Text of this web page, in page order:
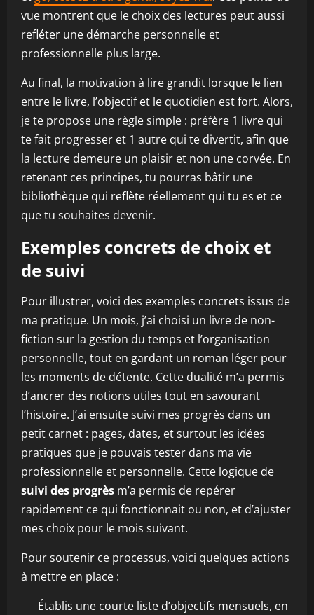
vue montrent que le choix des lectures peut aussi
refléter une démarche personnelle et
professionnelle plus large.
Au final, la motivation à lire grandit lorsque le lien
entre le livre, l’objectif et le quotidien est fort. Alors,
je te propose une règle simple : préfère 1 livre qui
te fait progresser et 1 autre qui te divertit, afin que
la lecture demeure un plaisir et non une corvée. En
retenant ces principes, tu pourras bâtir une
bibliothèque qui reflète réellement qui tu es et ce
que tu souhaites devenir.
Exemples concrets de choix et
de suivi
Pour illustrer, voici des exemples concrets issus de
ma pratique. Un mois, j’ai choisi un livre de non-
fiction sur la gestion du temps et l’organisation
personnelle, tout en gardant un roman léger pour
les moments de détente. Cette dualité m’a permis
d’ancrer des notions utiles tout en savourant
l’histoire. J’ai ensuite suivi mes progrès dans un
petit carnet : pages, dates, et surtout les idées
pratiques que je pouvais tester dans ma vie
professionnelle et personnelle. Cette logique de
suivi des progrès m’a permis de repérer
rapidement ce qui fonctionnait ou non, et d’ajuster
mes choix pour le mois suivant.
Pour soutenir ce processus, voici quelques actions
à mettre en place :
Établis une courte liste d’objectifs mensuels, en